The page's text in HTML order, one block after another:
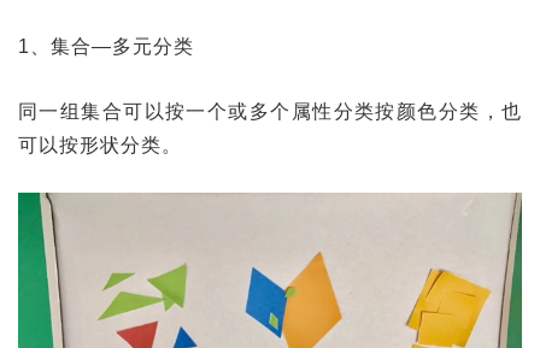
​1、集合—多元分类
同一组集合可以按一个或多个属性分类按颜色分类，也
可以按形状分类。